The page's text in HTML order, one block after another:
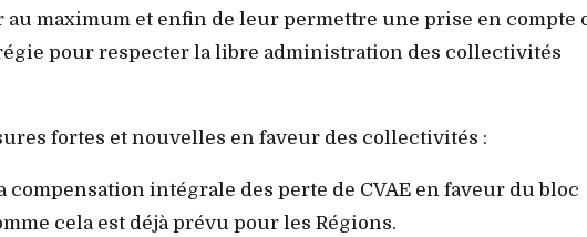
maximum et enfin de leur permettre une prise en compte
pour respecter la libre administration des collectivités
fortes et nouvelles en faveur des collectivités :
intégrale des perte de CVAE en faveur du bloc
cela est déjà prévu pour les Régions.